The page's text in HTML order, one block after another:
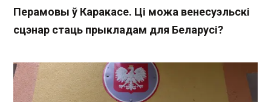
Перамовы ў Каракасе. Ці можа венесуэльскі
сцэнар стаць прыкладам для Беларусі?